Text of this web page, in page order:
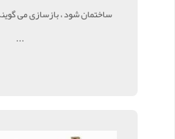
ساختمان شود ، بازسازی می
...